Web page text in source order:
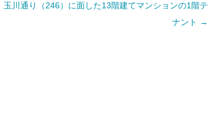
玉川通り（246）に面した13階建てマンションの1階テ
ナント →